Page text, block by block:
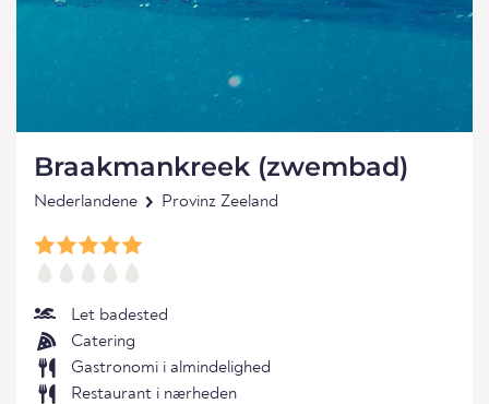
Braakmankreek (zwembad)
Nederlandene Provinz Zeeland
Let badested
Catering
Gastronomi i almindelighed
Restaurant i nærheden